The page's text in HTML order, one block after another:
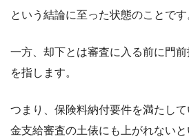
という結論に至った状態のことです
一方、却下とは審査に入る前に門
を指します。
つまり、保険料納付要件を満たし
金支給審査の土俵にも上がれないと